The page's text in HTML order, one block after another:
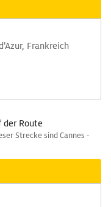
Frankreich
der Route
Strecke sind Cannes -